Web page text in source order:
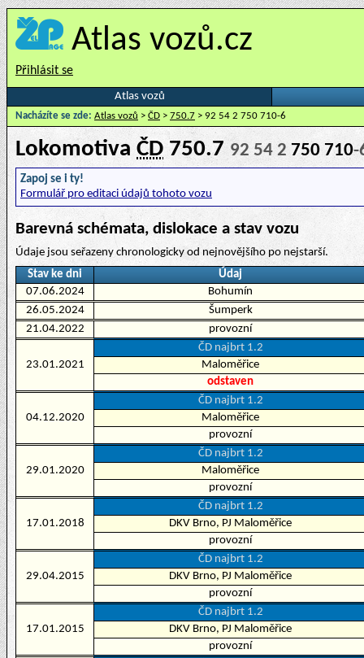
Atlas vozů.cz
Přihlásit se
Atlas vozů
Nacházíte se zde: Atlas vozů > ČD > 750.7 > 92 54 2 750 710-6
Lokomotiva ČD 750.7 92 54 2 750 710-
Zapoj se i ty!
Formulář pro editaci údajů tohoto vozu
Barevná schémata, dislokace a stav vozu
Údaje jsou seřazeny chronologicky od nejnovějšího po nejstarší.
Stav ke dni
Údaj
07.06.2024
Bohumín
26.05.2024
Šumperk
21.04.2022
provozní
23.01.2021
ČD najbrt 1.2
Maloměřice
odstaven
04.12.2020
ČD najbrt 1.2
Maloměřice
provozní
29.01.2020
ČD najbrt 1.2
Maloměřice
provozní
17.01.2018
ČD najbrt 1.2
DKV Brno, PJ Maloměřice
provozní
29.04.2015
ČD najbrt 1.2
DKV Brno, PJ Maloměřice
provozní
17.01.2015
ČD najbrt 1.2
DKV Brno, PJ Maloměřice
provozní